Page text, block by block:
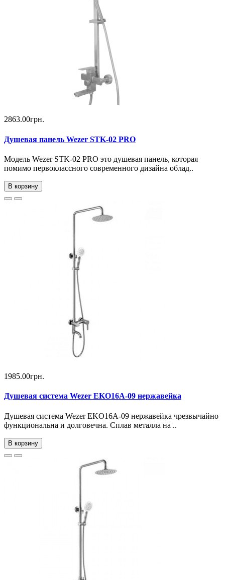
2863.00грн.
Душевая панель Wezer STK-02 PRO
Модель Wezer STK-02 PRO это душевая панель, которая
помимо первоклассного современного дизайна облад..
В корзину
1985.00грн.
Душевая система Wezer EKO16A-09 нержавейка
Душевая система Wezer EKO16A-09 нержавейка чрезвычайно
функциональна и долговечна. Сплав металла на ..
В корзину